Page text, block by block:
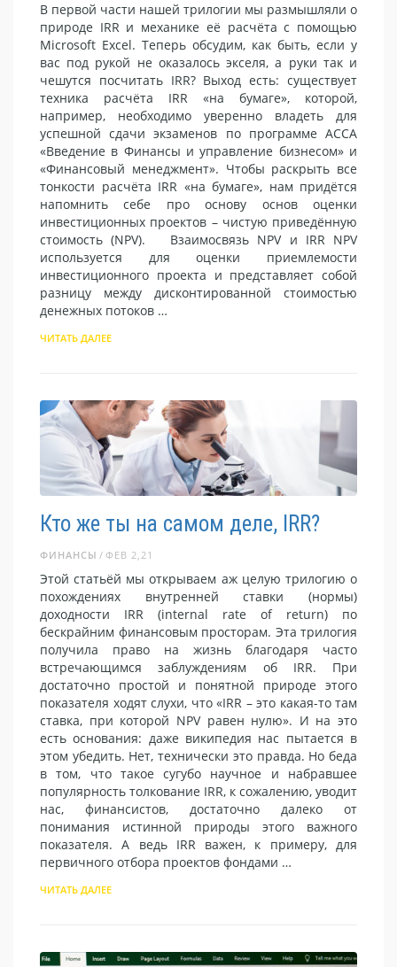
В первой части нашей трилогии мы размышляли о
природе IRR и механике её расчёта с помощью
Microsoft Excel. Теперь обсудим, как быть, если у
вас под рукой не оказалось экселя, а руки так и
чешутся посчитать IRR? Выход есть: существует
техника расчёта IRR «на бумаге», которой,
например, необходимо уверенно владеть для
успешной сдачи экзаменов по программе АССА
«Введение в Финансы и управление бизнесом» и
«Финансовый менеджмент». Чтобы раскрыть все
тонкости расчёта IRR «на бумаге», нам придётся
напомнить себе про основу основ оценки
инвестиционных проектов – чистую приведённую
стоимость (NPV). Взаимосвязь NPV и IRR NPV
используется для оценки приемлемости
инвестиционного проекта и представляет собой
разницу между дисконтированной стоимостью
денежных потоков …
ЧИТАТЬ ДАЛЕЕ
Кто же ты на самом деле, IRR?
ФЕВ 2,21
ФИНАНСЫ
Этой статьёй мы открываем аж целую трилогию о
похождениях внутренней ставки (нормы)
доходности IRR (internal rate of return) по
бескрайним финансовым просторам. Эта трилогия
получила право на жизнь благодаря часто
встречающимся заблуждениям об IRR. При
достаточно простой и понятной природе этого
показателя ходят слухи, что «IRR – это какая-то там
ставка, при которой NPV равен нулю». И на это
есть основания: даже википедия нас пытается в
этом убедить. Нет, технически это правда. Но беда
в том, что такое сугубо научное и набравшее
популярность толкование IRR, к сожалению, уводит
нас, финансистов, достаточно далеко от
понимания истинной природы этого важного
показателя. А ведь IRR важен, к примеру, для
первичного отбора проектов фондами …
ЧИТАТЬ ДАЛЕЕ